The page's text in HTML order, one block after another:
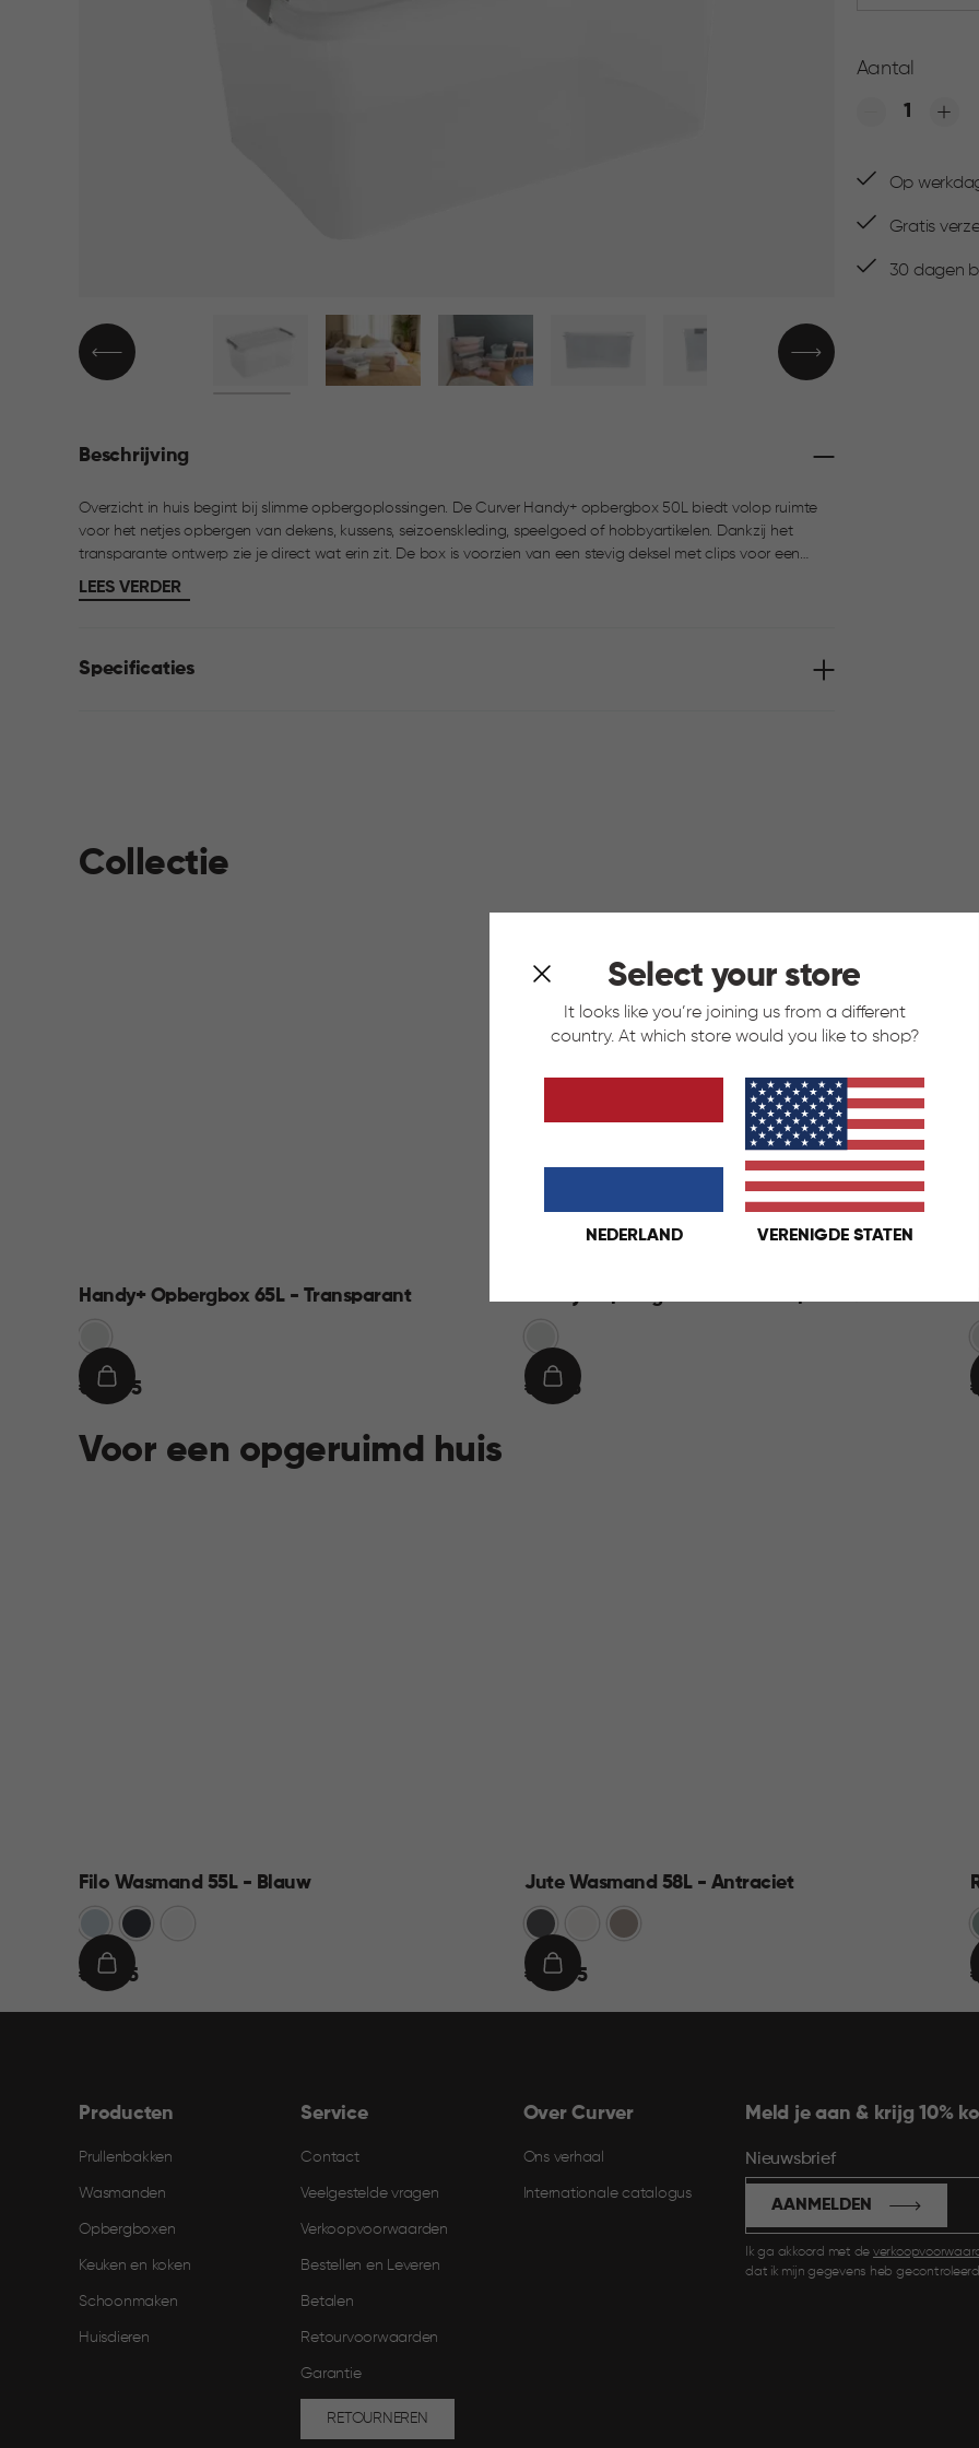
Select your store
It looks like you’re joining us from a different
country. At which store would you like to shop?
NEDERLAND VERENIGDE STATEN
Aantal
Quantity:
Op
Gratis
30 dagen
Beschrijving
Overzicht in huis begint bij slimme opbergoplossingen. De Curver Handy+ opbergbox 50L biedt volop ruimte
voor het netjes opbergen van dekens, kussens, seizoenskleding, speelgoed of hobbyartikelen. Dankzij het
transparante ontwerp zie je direct wat erin zit. De box is voorzien van een stevig deksel met clips voor een
optimale sluiting. De afgeronde hoeken maken hem eenvoudig schoon te houden en het stapelbare ontwerp
zorgt voor efficiënt gebruik van de ruimte. Ideaal voor gebruik in huis, berging of garage.
LEES VERDER
Specificaties
Collectie
Handy+ Opbergbox 65L - Transparant
€€ 22,95
IN
€€ 11,95
IN
€
Voor een opgeruimd huis
Filo Wasmand 55L - Blauw
BlauwAntraciet
€€ 21,95
IN
Jute Wasmand 58L - Antraciet
Antraciet Taupe
€€ 22,95
IN
€
Producten
Prullenbakken
Wasmanden
Opbergboxen
Keuken en koken
Schoonmaken
Huisdieren
Service
Contact
Veelgestelde vragen
Verkoopvoorwaarden
Bestellen en Leveren​
Betalen
Retourvoorwaarden
Garantie
RETOURNEREN
Over Curver
Ons verhaal
Internationale catalogus
Meld je aan & krijg 10%
Nieuwsbrief
Ik ga akkoord met de
dat ik mijn gegevens heb
AANMELDEN